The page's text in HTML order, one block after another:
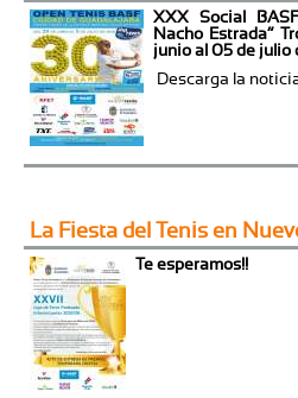
XXX Social
Nacho Estrada”
junio al 05 de julio
Descarga la
La Fiesta del Tenis en
Te esperamos!!